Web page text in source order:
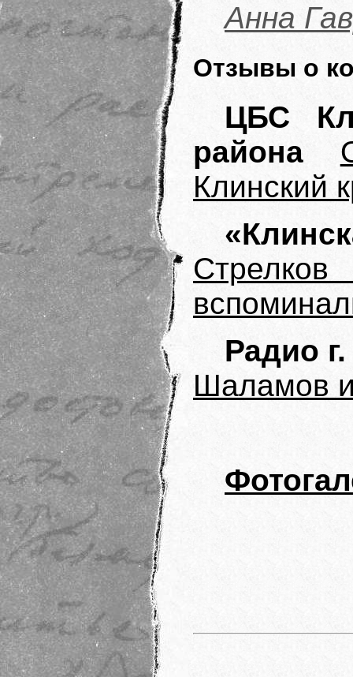
Анна
Отзывы о
ЦБС
района
Клинский
Радио
Шаламов